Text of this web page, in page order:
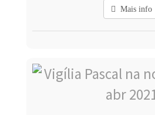
Mais info